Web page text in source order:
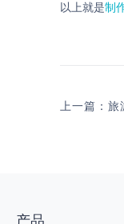
以上就是制
产品